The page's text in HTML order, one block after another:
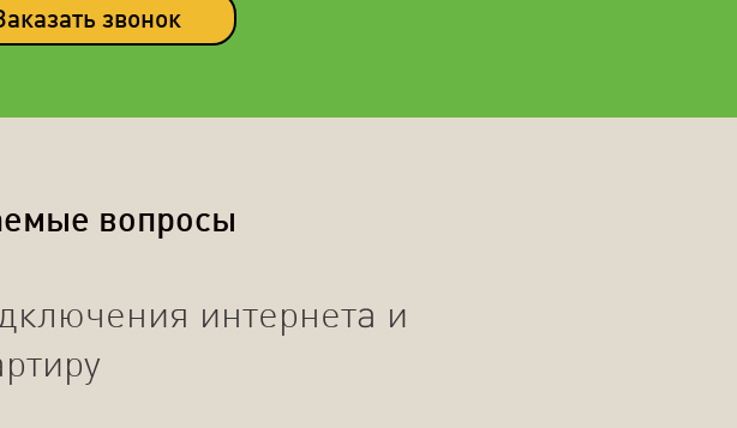
звонок
вопросы
интернета и